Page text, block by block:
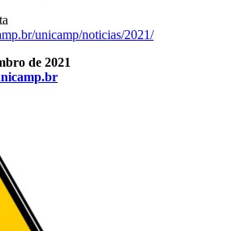
unicamp/noticias/2021/
de 2021